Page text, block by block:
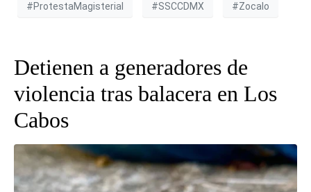
#ProtestaMagisterial #SSCCDMX #Zocalo
Detienen a generadores de
violencia tras balacera en Los
Cabos